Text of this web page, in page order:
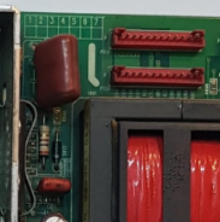
,
BESLEME
adet